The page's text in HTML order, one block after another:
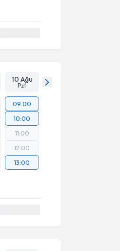
10 Ağu
Pzt
09:00
10:00
11:00
12:00
13:00